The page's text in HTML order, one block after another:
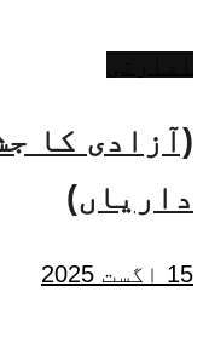
(آزادی کا
داریاں)
15 اگست 2025